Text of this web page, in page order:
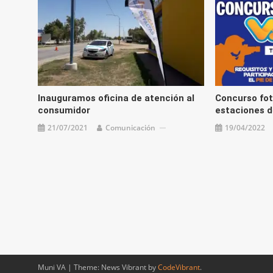
Inauguramos oficina de atención al
consumidor
21/07/2021 Comunicación
Concurso
estaciones
19/04/2022
Muni VA | Theme: News Vibrant byCodeVibrant.